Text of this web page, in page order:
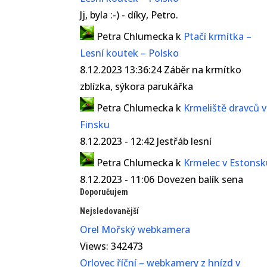
Jj, byla :-) - díky, Petro.
Petra Chlumecka k Ptačí krmítka –
Lesní koutek – Polsko
8.12.2023 13:36:24 Záběr na krmítko
zblízka, sýkora parukářka
Petra Chlumecka k Krmeliště dravců
Finsku
8.12.2023 - 12:42 Jestřáb lesní
Petra Chlumecka k Krmelec v
8.12.2023 - 11:06 Dovezen balík sena
Doporučujem
Nejsledovanější
Orel Mořský webkamera
Views: 342473
Orlovec říční – webkamery z hnízd v